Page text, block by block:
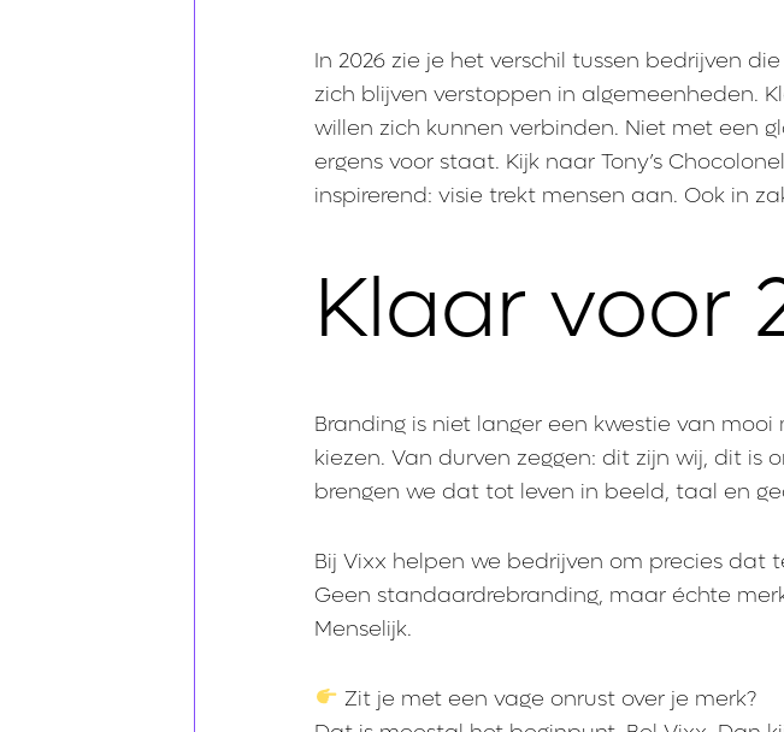
In 2026 zie je het verschil tussen bedrijven
zich blijven verstoppen in algemeenheden.
willen zich kunnen verbinden. Niet met een
ergens voor staat. Kijk naar Tony’s
inspirerend: visie trekt mensen aan. Ook in
Klaar voor
Branding is niet langer een kwestie van
kiezen. Van durven zeggen: dit zijn wij, dit is
brengen we dat tot leven in beeld, taal en
Bij Vixx helpen we bedrijven om precies dat
Geen standaardrebranding, maar échte
Menselijk.
Zit je met een vage onrust over je merk?